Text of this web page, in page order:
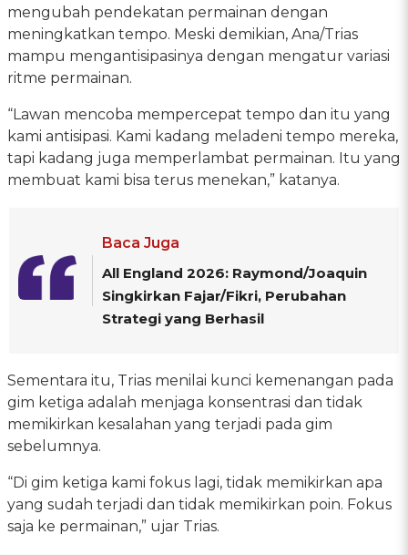
mengubah pendekatan permainan dengan
meningkatkan tempo. Meski demikian, Ana/Trias
mampu mengantisipasinya dengan mengatur variasi
ritme permainan.
“Lawan mencoba mempercepat tempo dan itu yang
kami antisipasi. Kami kadang meladeni tempo mereka,
tapi kadang juga memperlambat permainan. Itu yang
membuat kami bisa terus menekan,” katanya.
Baca Juga
All England 2026: Raymond/Joaquin
Singkirkan Fajar/Fikri, Perubahan
Strategi yang Berhasil
Sementara itu, Trias menilai kunci kemenangan pada
gim ketiga adalah menjaga konsentrasi dan tidak
memikirkan kesalahan yang terjadi pada gim
sebelumnya.
“Di gim ketiga kami fokus lagi, tidak memikirkan apa
yang sudah terjadi dan tidak memikirkan poin. Fokus
saja ke permainan,” ujar Trias.